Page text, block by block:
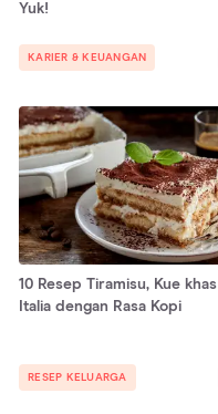
Yuk!
KARIER & KEUANGAN
10 Resep Tiramisu, Kue khas
Italia dengan Rasa Kopi
RESEP KELUARGA